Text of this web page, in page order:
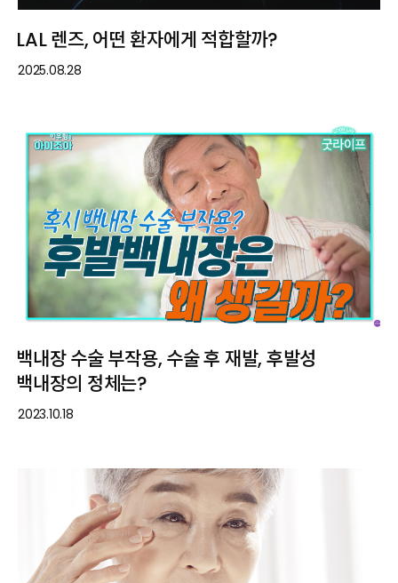
LAL 렌즈, 어떤 환자에게 적합할까?
2025.08.28
백내장 수술 부작용, 수술 후 재발, 후발성
백내장의 정체는?
2023.10.18